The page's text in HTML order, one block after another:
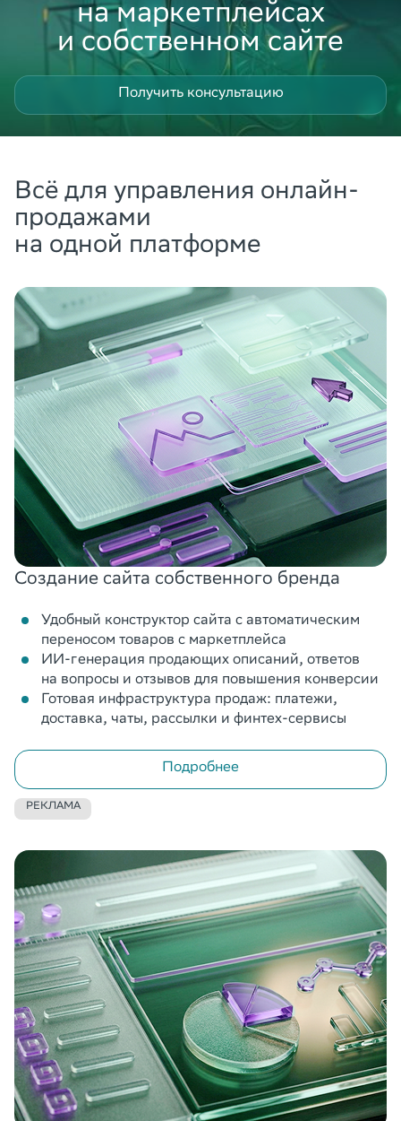
на маркетплейсах
и собственном сайте
Получить консультацию
Всё для управления онлайн-
продажами
на одной платформе
Создание сайта собственного бренда
Удобный конструктор сайта с автоматическим
переносом товаров с маркетплейса
ИИ-генерация продающих описаний, ответов
на вопросы и отзывов для повышения конверсии
Готовая инфраструктура продаж: платежи,
доставка, чаты, рассылки и финтех-сервисы
Подробнее
РЕКЛАМА